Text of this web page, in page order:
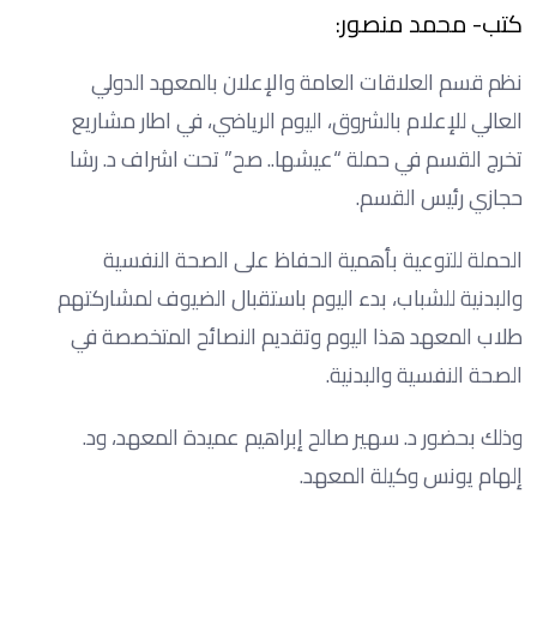
كتب- محمد منصور:
نظم قسم العلاقات العامة والإعلان بالمعهد الدولي
العالي للإعلام بالشروق، اليوم الرياضي، في اطار مشاريع
تخرج القسم في حملة “عيشها.. صح” تحت اشراف د. رشا
حجازي رئيس القسم.
الحملة للتوعية بأهمية الحفاظ على الصحة النفسية
والبدنية للشباب، بدء اليوم باستقبال الضيوف لمشاركتهم
طلاب المعهد هذا اليوم وتقديم النصائح المتخصصة في
الصحة النفسية والبدنية.
وذلك بحضور د. سهير صالح إبراهيم عميدة المعهد، ود.
إلهام يونس وكيلة المعهد.